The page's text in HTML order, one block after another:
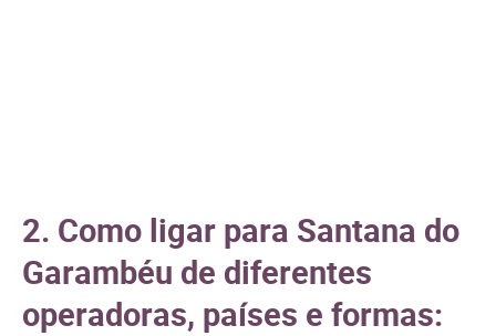
2. Como ligar para Santana do
Garambéu de diferentes
operadoras, países e formas: